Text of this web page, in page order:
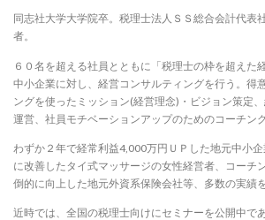
同志社大学大学院卒。税理士法人ＳＳ総合会計代表
者。
６０名を超える社員とともに「税理士の枠を超えた
中小企業に対し、経営コンサルティングを行う。得
ングを使ったミッション(経営理念)・ビジョン策定
運営、社員モチベーションアップのためのコーチング
わずか２年で経常利益4,000万円ＵＰした地元中小
に改善したタイ式マッサージの女性経営者、コーチ
倒的に向上した地元外資系保険会社等、多数の実績を
近時では、全国の税理士向けにセミナーを公開中で